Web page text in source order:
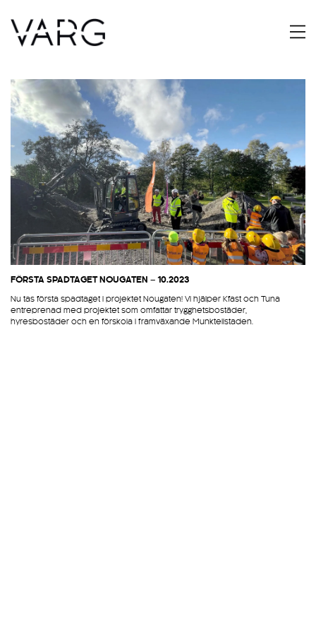
FÖRSTA SPADTAGET NOUGATEN – 10.2023
Nu tas första spadtaget i projektet Nougaten! Vi hjälper Kfast och Tuna
entreprenad med projektet som omfattar trygghetsbostäder,
hyresbostäder och en förskola i framväxande Munktellstaden.